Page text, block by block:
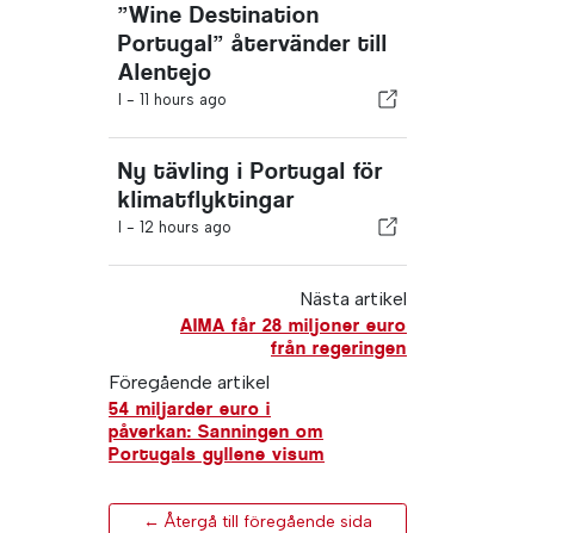
”Wine Destination
Portugal” återvänder till
Alentejo
I - 11 hours ago
Ny tävling i Portugal för
klimatflyktingar
I - 12 hours ago
Nästa artikel
AIMA får 28 miljoner euro
från regeringen
Föregående artikel
54 miljarder euro i
påverkan: Sanningen om
Portugals gyllene visum
← Återgå till föregående sida